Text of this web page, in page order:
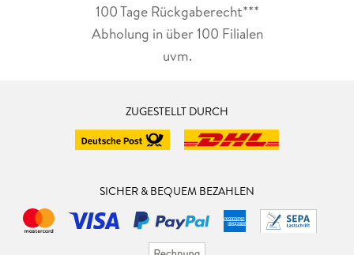
100 Tage Rückgaberecht***
Abholung in über 100 Filialen
uvm.
ZUGESTELLT DURCH
SICHER & BEQUEM BEZAHLEN